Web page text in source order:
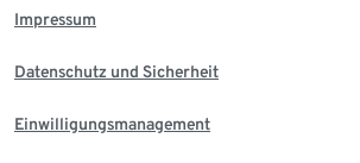
Impressum
Datenschutz und Sicherheit
Einwilligungsmanagement